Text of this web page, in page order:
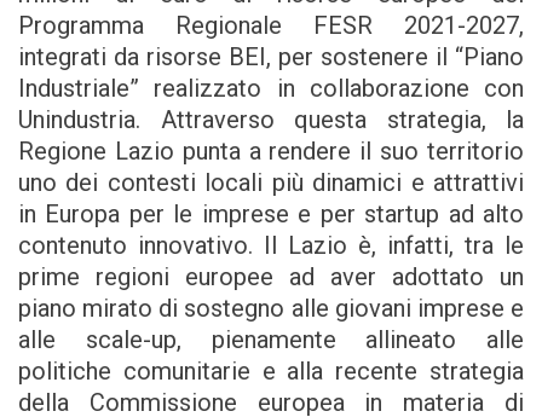
Programma Regionale FESR 2021-2027,
integrati da risorse BEI, per sostenere il “Piano
Industriale” realizzato in collaborazione con
Unindustria. Attraverso questa strategia, la
Regione Lazio punta a rendere il suo territorio
uno dei contesti locali più dinamici e attrattivi
in Europa per le imprese e per startup ad alto
contenuto innovativo. Il Lazio è, infatti, tra le
prime regioni europee ad aver adottato un
piano mirato di sostegno alle giovani imprese e
alle scale-up, pienamente allineato alle
politiche comunitarie e alla recente strategia
della Commissione europea in materia di